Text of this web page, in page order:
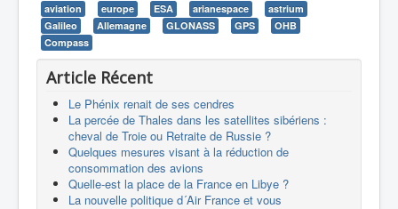
aviation europe ESA arianespace
astrium
Galileo
Allemagne GLONASS GPS
OHB
Compass
Article Récent
Le Phénix renait de ses cendres
La percée de Thales dans les satellites sibériens :
cheval de Troie ou Retraite de Russie ?
Quelques mesures visant à la réduction de
consommation des avions
Quelle-est la place de la France en Libye ?
La nouvelle politique d´Air France et vous